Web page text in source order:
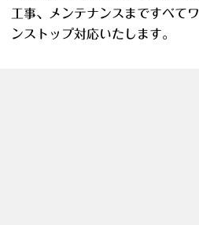
工事、メンテナンスまですべてワ
ンストップ対応いたします。